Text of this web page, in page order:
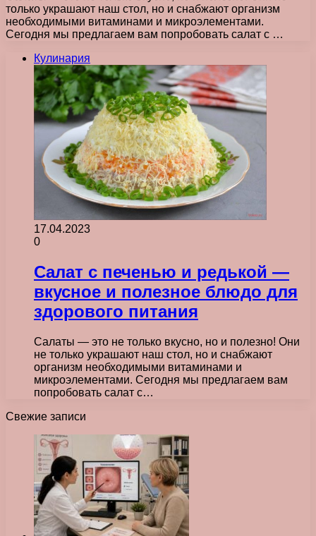
только украшают наш стол, но и снабжают организм
необходимыми витаминами и микроэлементами.
Сегодня мы предлагаем вам попробовать салат с …
Кулинария
17.04.2023
0
Салат с печенью и редькой —
вкусное и полезное блюдо для
здорового питания
Салаты — это не только вкусно, но и полезно! Они
не только украшают наш стол, но и снабжают
организм необходимыми витаминами и
микроэлементами. Сегодня мы предлагаем вам
попробовать салат с…
Свежие записи